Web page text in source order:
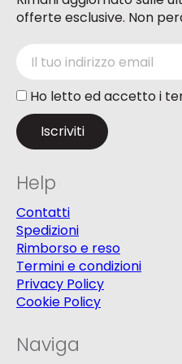
offerte esclusive. Non
Ho letto ed accetto i
Help
Contatti
Spedizioni
Rimborso e reso
Termini e condizioni
Privacy Policy
Cookie Policy
Naviga